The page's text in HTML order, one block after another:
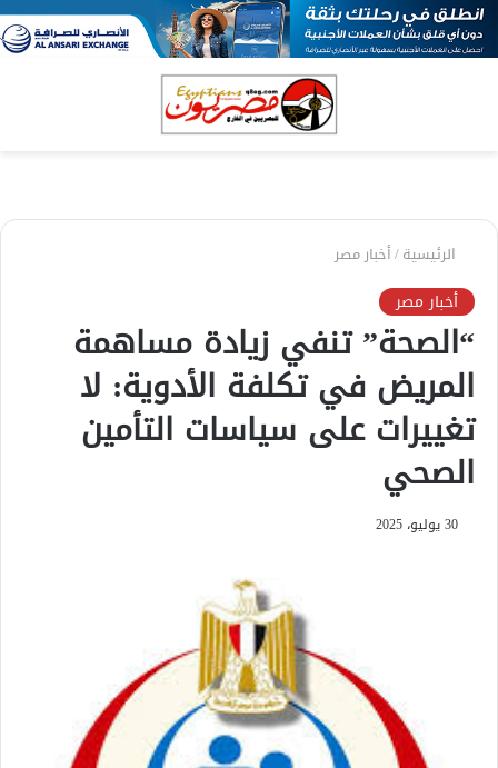
الرئيسية/أخبار مصر
أخبار مصر
“الصحة” تنفي زيادة مساهمة
المريض في تكلفة الأدوية: لا
تغييرات على سياسات التأمين
الصحي
30 يوليو، 2025